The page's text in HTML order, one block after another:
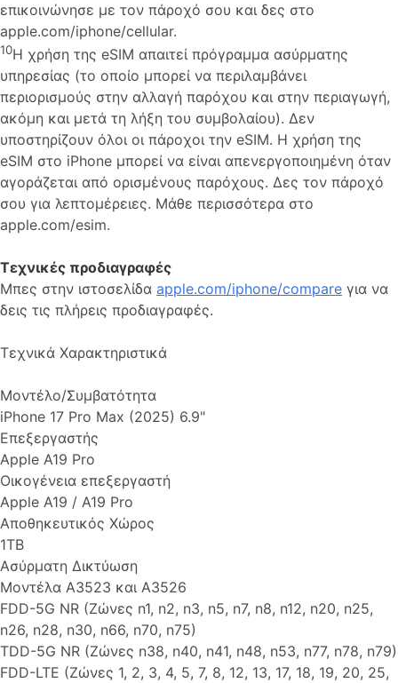
επικοινώνησε με τον πάροχό σου και δες στο
apple.com/iphone/cellular.
10Η χρήση της eSIM απαιτεί πρόγραμμα ασύρματης
υπηρεσίας (το οποίο μπορεί να περιλαμβάνει
περιορισμούς στην αλλαγή παρόχου και στην περιαγωγή,
ακόμη και μετά τη λήξη του συμβολαίου). Δεν
υποστηρίζουν όλοι οι πάροχοι την eSIM. Η χρήση της
eSIM στο iPhone μπορεί να είναι απενεργοποιημένη όταν
αγοράζεται από ορισμένους παρόχους. Δες τον πάροχό
σου για λεπτομέρειες. Μάθε περισσότερα στο
apple.com/esim.
Τεχνικές προδιαγραφές
Μπες στην ιστοσελίδα apple.com/iphone/compare για να
δεις τις πλήρεις προδιαγραφές.
Τεχνικά Χαρακτηριστικά
Μοντέλο/Συμβατότητα
iPhone 17 Pro Max (2025) 6.9"
Επεξεργαστής
Apple A19 Pro
Οικογένεια επεξεργαστή
Apple A19 / A19 Pro
Αποθηκευτικός Χώρος
1TB
Ασύρματη Δικτύωση
Μοντέλα A3523 και A3526
FDD-5G NR (Ζώνες n1, n2, n3, n5, n7, n8, n12, n20, n25,
n26, n28, n30, n66, n70, n75)
TDD-5G NR (Ζώνες n38, n40, n41, n48, n53, n77, n78, n79)
FDD-LTE (Ζώνες 1, 2, 3, 4, 5, 7, 8, 12, 13, 17, 18, 19, 20, 25,